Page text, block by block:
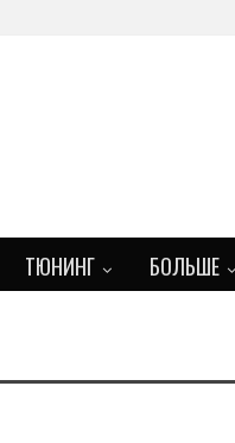
ТЮНИНГ БОЛЬШЕ